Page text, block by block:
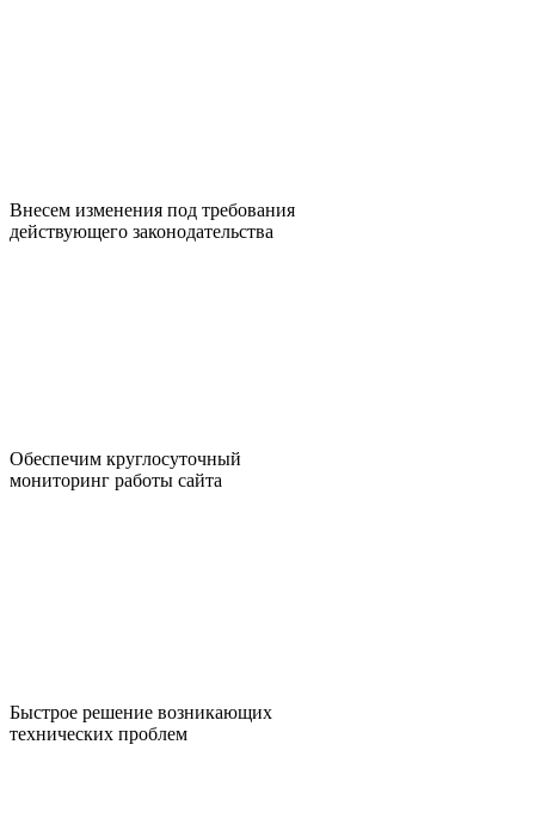
Внесем изменения под требования
действующего законодательства
Обеспечим круглосуточный
мониторинг работы сайта
Быстрое решение возникающих
технических проблем